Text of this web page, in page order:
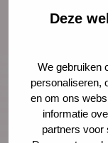
Deze
We gebruiken
personaliseren,
en om ons
informatie
partners voor